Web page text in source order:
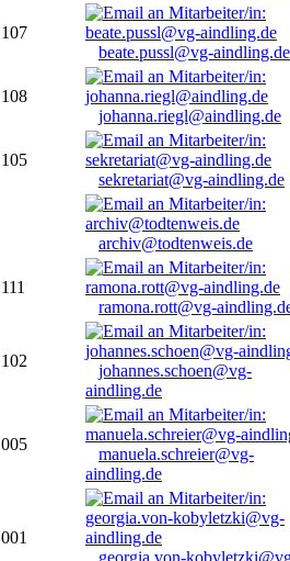
107
beate.pussl@vg-aindling.de
108
johanna.riegl@aindling.de
105
sekretariat@vg-aindling.de
archiv@todtenweis.de
111
ramona.rott@vg-
102
johannes.schoen@vg-
aindling.de
005
manuela.schreier@vg-
aindling.de
001